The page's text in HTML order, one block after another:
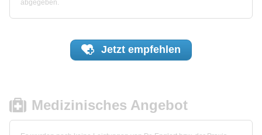
abgegeben.
Jetzt empfehlen
Medizinisches Angebot